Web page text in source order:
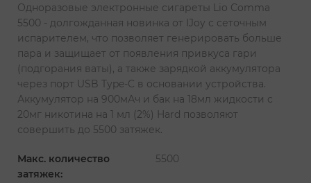
Одноразовые электронные сигареты Lio Comma
5500 - долгожданная новинка от IJoy с сеточным
испарителем, что позволяет генерировать больше
пара и защищает от появления привкуса гари
(подгорания ваты), а также зарядкой аккумулятора
через порт USB Type-C в основании устройства.
Аккумулятор на 900мАч и бак на 18мл жидкости с
20мг никотина на 1 мл (2%) Hard позволяют
совершить до 5500 затяжек.
Макс. количество
затяжек:
5500